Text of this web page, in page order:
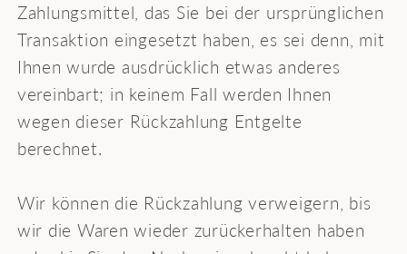
Zahlungsmittel, das Sie bei der ursprünglichen
Transaktion eingesetzt haben, es sei denn, mit
Ihnen wurde ausdrücklich etwas anderes
vereinbart; in keinem Fall werden Ihnen
wegen dieser Rückzahlung Entgelte
berechnet.
Wir können die Rückzahlung verweigern, bis
wir die Waren wieder zurückerhalten haben